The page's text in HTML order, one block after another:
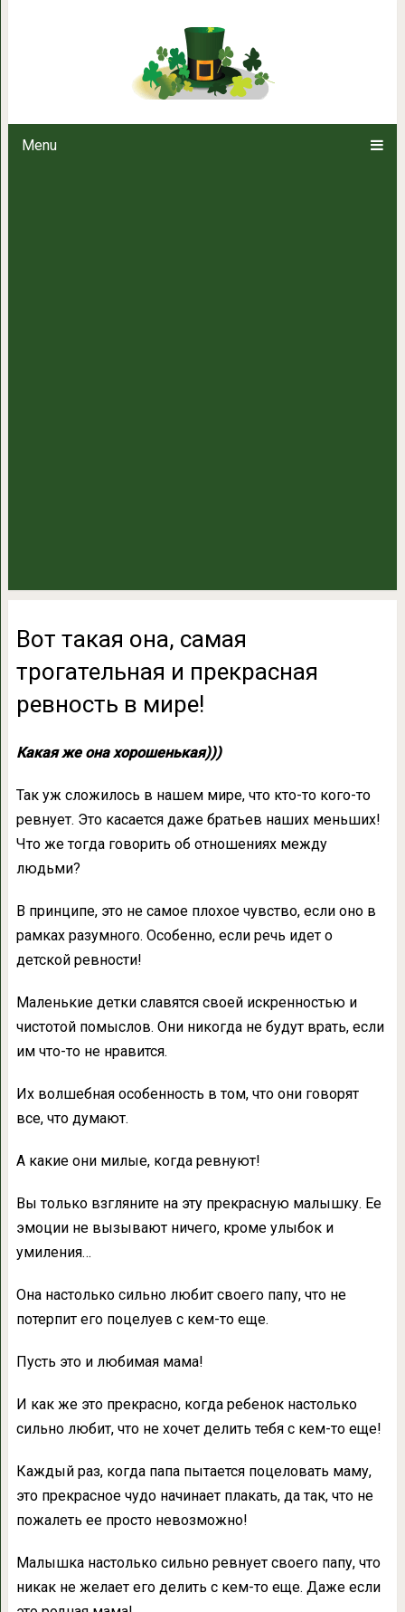
Menu
Вот такая она, самая
Вот такая она, самая
трогательная и прекрасная
ревность в мире!
Какая же она хорошенькая)))
Так уж сложилось в нашем мире, что кто-то кого-то
ревнует. Это касается даже братьев наших меньших!
Что же тогда говорить об отношениях между
людьми?
В принципе, это не самое плохое чувство, если оно в
рамках разумного. Особенно, если речь идет о
детской ревности!
Маленькие детки славятся своей искренностью и
чистотой помыслов. Они никогда не будут врать, если
им что-то не нравится.
Их волшебная особенность в том, что они говорят
все, что думают.
А какие они милые, когда ревнуют!
Вы только взгляните на эту прекрасную малышку. Ее
эмоции не вызывают ничего, кроме улыбок и
умиления…
Она настолько сильно любит своего папу, что не
потерпит его поцелуев с кем-то еще.
Пусть это и любимая мама!
И как же это прекрасно, когда ребенок настолько
сильно любит, что не хочет делить тебя с кем-то еще!
Каждый раз, когда папа пытается поцеловать маму,
это прекрасное чудо начинает плакать, да так, что не
пожалеть ее просто невозможно!
Малышка настолько сильно ревнует своего папу, что
никак не желает его делить с кем-то еще. Даже если